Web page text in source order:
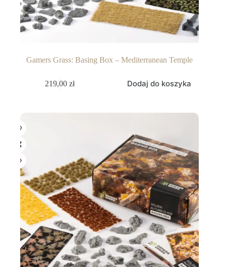
Gamers Grass: Basing Box – Mediterranean Temple
219,00zł Dodaj do koszyka